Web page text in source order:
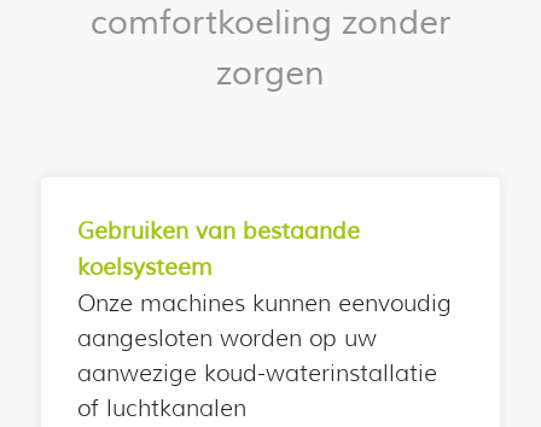
comfortkoeling zonder
zorgen
Gebruiken van bestaande
koelsysteem
Onze machines kunnen eenvoudig
aangesloten worden op uw
aanwezige koud-waterinstallatie
of luchtkanalen